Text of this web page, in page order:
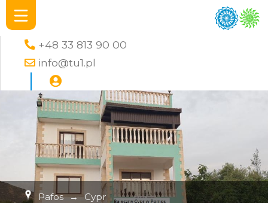
+48 33 813 90 00
info@tu1.pl
Pafos → Cypr